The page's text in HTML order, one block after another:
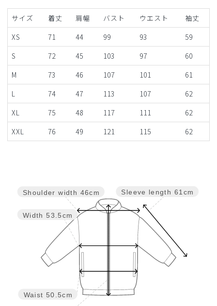
サイズ 着丈 肩幅 バスト ウエスト
袖丈
XS
71 44 99 93
59
S
72 45 103 97
60
M
73 46 107 101
61
L
74 47 113 107
62
XL
75 48 117 111
62
XXL
76 49 121 115 62
Sleeve length 61cm
Waist 50.5cm
Width 53.5cm
Shoulder width 46cm